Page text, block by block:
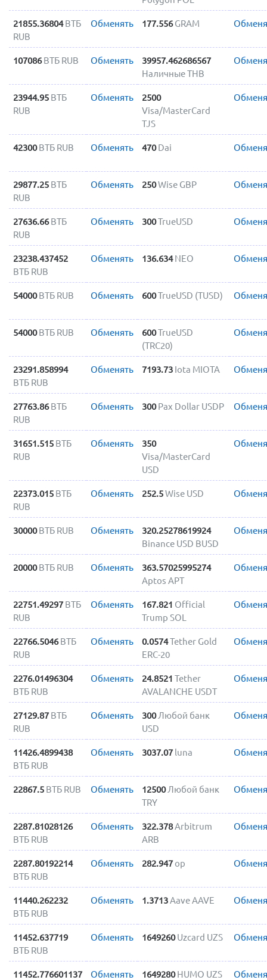
21855.36804 ВТБ
RUB
Обменять 177.556 GRAM
107086 ВТБ RUB Обменять
39957.462686567
Наличные THB
23944.95 ВТБ
RUB
Обменять
2500
Visa/MasterCard
TJS
42300 ВТБ RUB Обменять 470 Dai
29877.25 ВТБ
RUB
Обменять 250Wise GBP
27636.66 ВТБ
RUB
Обменять 300TrueUSD
23238.437452
ВТБ RUB
Обменять 136.634 NEO
54000 ВТБ RUB Обменять 600TrueUSD (TUSD)
54000 ВТБ RUB Обменять 600TrueUSD
(TRC20)
23291.858994
ВТБ RUB
Обменять 7193.73 Iota MIOTA
27763.86 ВТБ
RUB
Обменять 300 Pax Dollar USDP
31651.515 ВТБ
RUB
Обменять
350
Visa/MasterCard
USD
22373.015 ВТБ
RUB
Обменять 252.5Wise USD
30000 ВТБ RUB Обменять
320.25278619924
Binance USD BUSD
20000 ВТБ RUB Обменять
363.57025995274
Aptos APT
22751.49297 ВТБ
RUB
Обменять 167.821 Official
Trump SOL
22766.5046 ВТБ
RUB
Обменять 0.0574Tether Gold
ERC-20
2276.01496304
ВТБ RUB
Обменять 24.8521 Tether
AVALANCHE USDT
27129.87 ВТБ
RUB
Обменять 300 Любой банк
USD
11426.4899438
ВТБ RUB
Обменять 3037.07 luna
22867.5 ВТБ RUB Обменять 12500 Любой банк
TRY
2287.81028126
ВТБ RUB
Обменять 322.378Arbitrum
ARB
2287.80192214
ВТБ RUB
Обменять 282.947op
11440.262232
ВТБ RUB
Обменять 1.3713Aave AAVE
11452.637719
ВТБ RUB
Обменять 1649260 Uzcard UZS
11452.776601137
Обменять 1649280 HUMO UZS